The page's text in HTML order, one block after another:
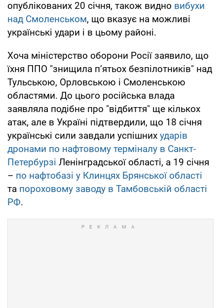
опублікованих 20 січня, також видно вибухи
над Смоленськом, що вказує на можливі
українські удари і в цьому районі.
Хоча міністерство оборони Росії заявило, що
їхня ППО "знищила п’ятьох безпілотників" над
Тульською, Орловською і Смоленською
областями. До цього російська влада
заявляла подібне про "відбиття" ще кількох
атак, але в Україні підтвердили, що 18 січня
українські сили завдали успішних ударів
дронами по нафтовому терміналу в Санкт-
Петербурзі Ленінградської області, а 19 січня
– по нафтобазі у Клинцях Брянської області
та пороховому заводу в Тамбовській області
РФ.